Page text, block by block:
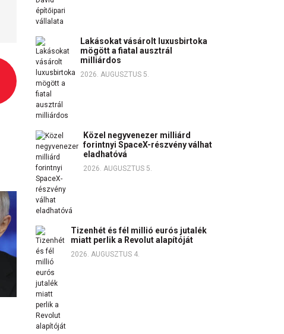
Lakásokat vásárolt luxusbirtoka
mögött a fiatal ausztrál
milliárdos
2026. AUGUSZTUS 5.
Közel negyvenezer milliárd
forintnyi SpaceX-részvény válhat
eladhatóvá
2026. AUGUSZTUS 5.
Tizenhét és fél millió eurós jutalék
miatt perlik a Revolut alapítóját
2026. AUGUSZTUS 4.